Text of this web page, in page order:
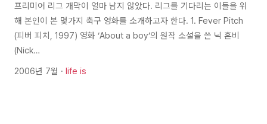
프리미어 리그 개막이 얼마 남지 않았다. 리그를 기다리는 이들을 위
해 본인이 본 몇가지 축구 영화를 소개하고자 한다. 1. Fever Pitch
(피버 피치, 1997) 영화 ‘About a boy’의 원작 소설을 쓴 닉 혼비
(Nick…
2006년 7월 · life is